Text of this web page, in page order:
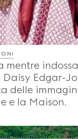
mentre
Edgar-
delle
e la Maison.